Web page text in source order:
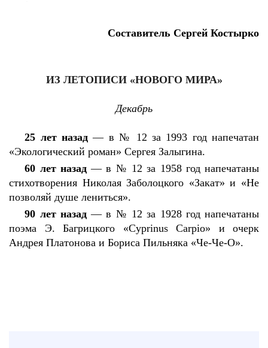
Составитель Сергей Костырко
ИЗ ЛЕТОПИСИ «НОВОГО МИРА»
Декабрь
25 лет назад— в № 12 за 1993 год напечатан
«Экологический роман» Сергея Залыгина.
60 лет назад— в № 12 за 1958 год напечатаны
стихотворения Николая Заболоцкого «Закат» и «Не
позволяй душе лениться».
90 лет назад— в № 12 за 1928 год напечатаны
поэма Э. Багрицкого «Cyprinus Carpio» и очерк
Андрея Платонова и Бориса Пильняка «Че-Че-О».